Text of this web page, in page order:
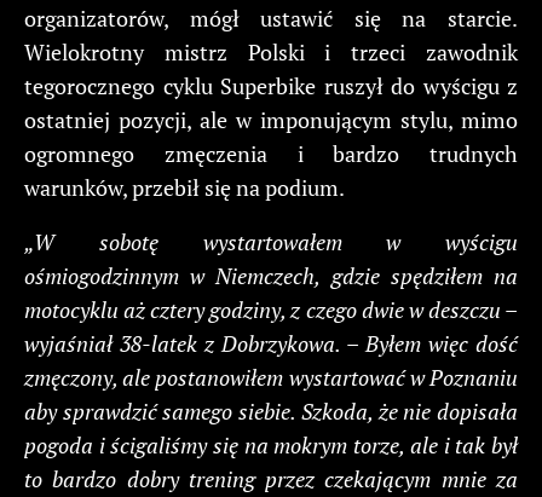
organizatorów, mógł ustawić się na starcie.
Wielokrotny mistrz Polski i trzeci zawodnik
tegorocznego cyklu Superbike ruszył do wyścigu z
ostatniej pozycji, ale w imponującym stylu, mimo
ogromnego zmęczenia i bardzo trudnych
warunków, przebił się na podium.
„W sobotę wystartowałem w wyścigu
ośmiogodzinnym w Niemczech, gdzie spędziłem na
motocyklu aż cztery godziny, z czego dwie w deszczu –
wyjaśniał 38-latek z Dobrzykowa. – Byłem więc dość
zmęczony, ale postanowiłem wystartować w Poznaniu
aby sprawdzić samego siebie. Szkoda, że nie dopisała
pogoda i ścigaliśmy się na mokrym torze, ale i tak był
to bardzo dobry trening przez czekającym mnie za